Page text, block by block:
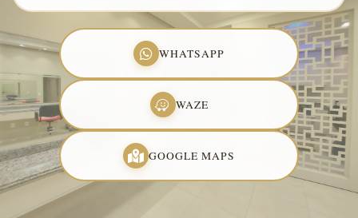
WHATSAPP
WAZE
GOOGLE MAPS